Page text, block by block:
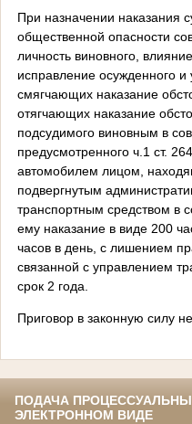
При назначении наказания
общественной опасности
личность виновного,
исправление осужденного
смягчающих наказание
отягчающих наказание
подсудимого виновным в
предусмотренного ч.1 ст.
автомобилем лицом,
подвергнутым
транспортным средством в
ему наказание в виде 200
часов в день, с лишением
связанной с управлением
срок 2 года.
Приговор в законную силу не
ПОДАЧА
ЭЛЕКТРОННОМ ВИДЕ